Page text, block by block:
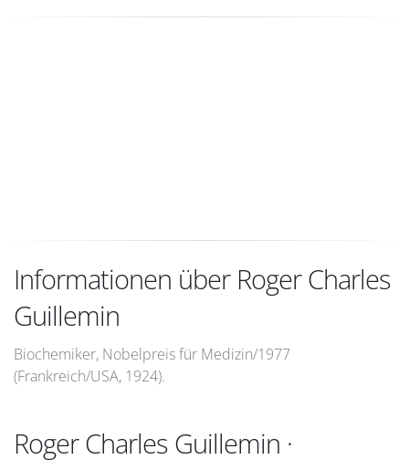
Informationen über Roger Charles
Guillemin
Biochemiker, Nobelpreis für Medizin/1977
(Frankreich/USA, 1924).
Roger Charles Guillemin ·